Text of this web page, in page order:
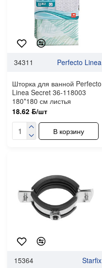
34311 Perfecto Linea
Шторка для ванной Perfecto
Linea Secret 36-118003
180*180 см листья
18.62 ƃ/шт
В корзину
15364 Starfix